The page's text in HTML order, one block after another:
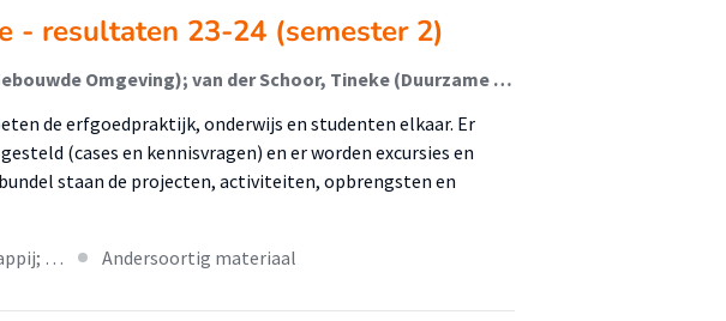
- resultaten 23-24 (semester 2)
Vieveen, Maarten (Duurzame Gebouwde Omgeving); van der Schoor, Tineke (Duurzame Gebouwde Omgeving); Hidding, Charlotte (Leefomgeving In Transitie); de Vrieze, Ron; Vos, Richard
de erfgoedpraktijk, onderwijs en studenten elkaar. Er
(cases en kennisvragen) en er worden excursies en
staan de projecten, activiteiten, opbrengsten en
… Andersoortig materiaal